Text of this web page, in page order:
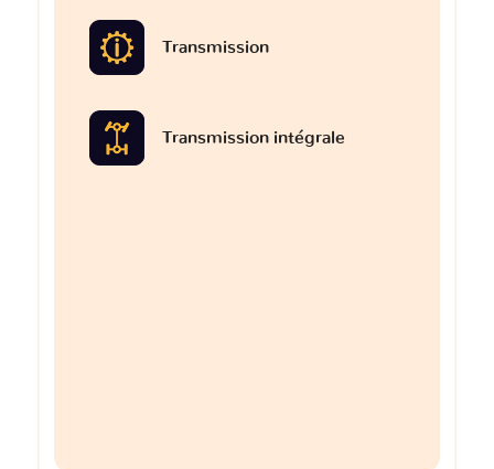
Transmission
Transmission intégrale